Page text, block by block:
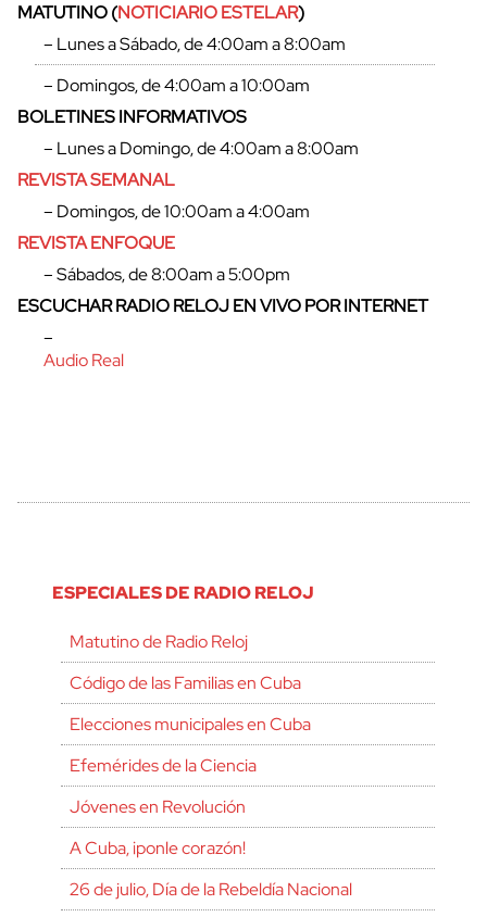
cerrar
MATUTINO (NOTICIARIO ESTELAR)
– Lunes a Sábado, de 4:00am a 8:00am
– Domingos, de 4:00am a 10:00am
BOLETINES INFORMATIVOS
– Lunes a Domingo, de 4:00am a 8:00am
REVISTA SEMANAL
– Domingos, de 10:00am a 4:00am
REVISTA ENFOQUE
– Sábados, de 8:00am a 5:00pm
ESCUCHAR RADIO RELOJ EN VIVO POR INTERNET
–
Audio Real
ESPECIALES DE RADIO RELOJ
Matutino de Radio Reloj
Código de las Familias en Cuba
Elecciones municipales en Cuba
Efemérides de la Ciencia
Jóvenes en Revolución
A Cuba, ¡ponle corazón!
26 de julio, Día de la Rebeldía Nacional